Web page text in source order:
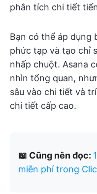
phân tích chi tiết
Bạn có thể áp dụng
phức tạp và tạo chỉ
nhấp chuột. Asana
nhìn tổng quan,
sâu vào chi tiết và
chi tiết cấp cao.
📖 Cũng nên đọc:
miễn phí trong